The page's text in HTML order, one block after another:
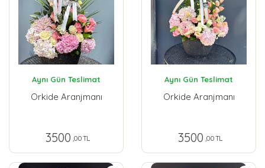
Aynı Gün Teslimat
Orkide Aranjmanı
3500 ,00 TL
Aynı Gün Teslimat
Orkide Aranjmanı
3500 ,00 TL